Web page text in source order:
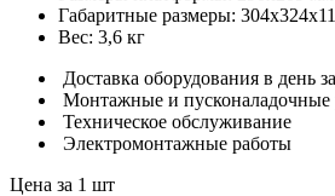
Габаритные размеры:
Вес: 3,6 кг
Доставка оборудования в день
Монтажные и пусконаладочные
Техническое обслуживание
Электромонтажные работы
Цена за 1 шт